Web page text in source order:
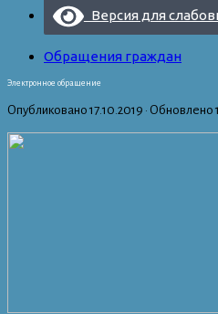
Версия для
Обращения граждан
Электронное обращение
Опубликовано 17.10.2019 · Обновлено